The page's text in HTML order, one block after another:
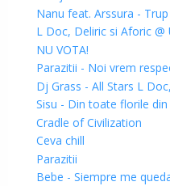
Nanu feat. Arssura -
L Doc, Deliric si Aforic @
NU VOTA!
Parazitii - Noi vrem
Dj Grass - All Stars L
Sisu - Din toate florile din
Cradle of Civilization
Ceva chill
Parazitii
Bebe - Siempre me